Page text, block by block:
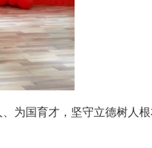
为国育才，坚守立德树人